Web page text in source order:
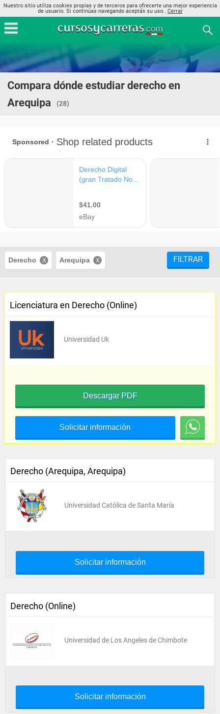
Nuestro sitio utiliza cookies propias y de terceros para ofrecerte una mejor experiencia
de usuario. Si continúas navegando aceptás su uso.. Cerrar
Compara dónde estudiar derecho en
Arequipa
(28)
Derecho Arequipa FILTRAR
Licenciatura en Derecho (Online)
Universidad Uk
Descargar PDF
Solicitar información
Derecho (Arequipa, Arequipa)
Universidad Católica de Santa María
Solicitar información
Derecho (Online)
Universidad de Los Angeles de Chimbote
Solicitar información